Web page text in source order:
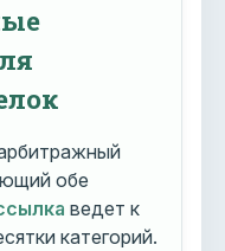
обе
ведет к
категорий.